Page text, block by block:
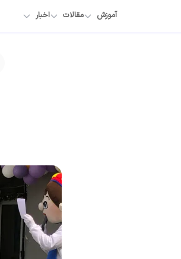
آموزش مقالات اخبار